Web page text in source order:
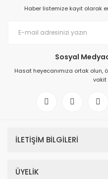
Haber listemize kayıt olarak
Sosyal
Hasat heyecanımıza ortak
vakit
İLETİŞİM BİLGİLERİ
ÜYELİK